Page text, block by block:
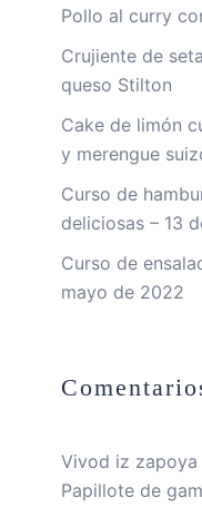
Pollo al curry
Crujiente de
queso Stilton
Cake de limón
y merengue
Curso de
deliciosas – 13
Curso de
mayo de 2022
Vivod iz zapoya
Papillote de